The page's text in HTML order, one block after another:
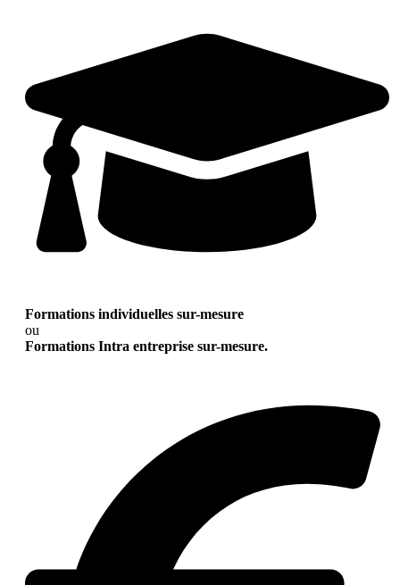
Formations individuelles sur-mesure
ou
Formations Intra entreprise sur-mesure.